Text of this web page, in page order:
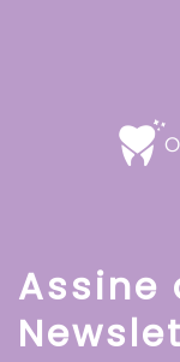
Assine